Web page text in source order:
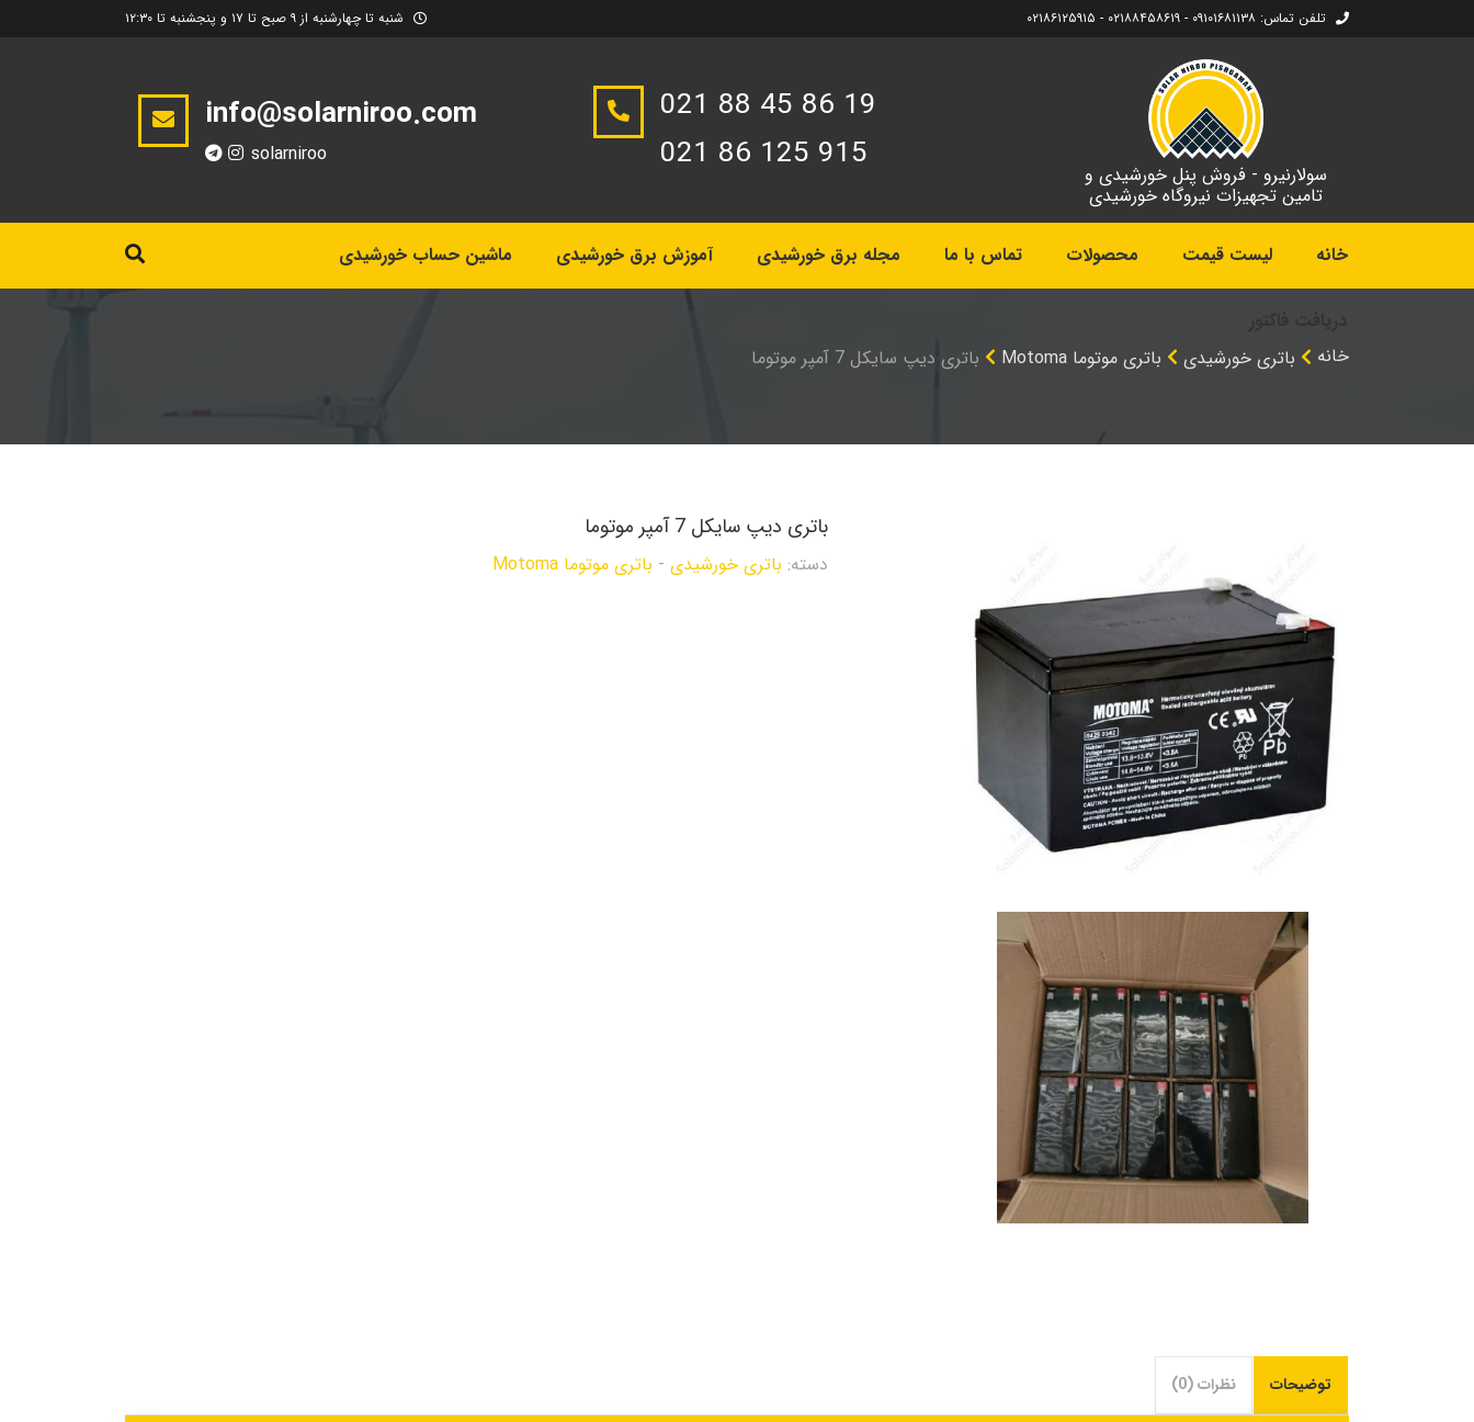
تلفن تماس: ۰۹۱۰۱۶۸۱۱۳۸ - ۰۲۱۸۸۴۵۸۶۱۹ - ۰۲۱۸۶۱۲۵۹۱۵ شنبه تا چهارشنبه از ۹ صبح تا ۱۷ و پنجشنبه تا ۱۲:۳۰
سولارنیرو - فروش پنل خورشیدی و
تامین تجهیزات نیروگاه خورشیدی
021 88 45 86 19
021 86 125 915
info@solarniroo.com
solarniroo
خانه لیست قیمت محصولات تماس با ما مجله برق خورشیدی آموزش برق خورشیدی ماشین حساب خورشیدی
خانه
باتری خورشیدی باتری موتوما Motoma باتری دیپ سایکل 7 آمپر موتوما
باتری دیپ سایکل 7 آمپر موتوما
دسته: باتری خورشیدی - باتری موتوما Motoma
توضیحات نظرات (0)